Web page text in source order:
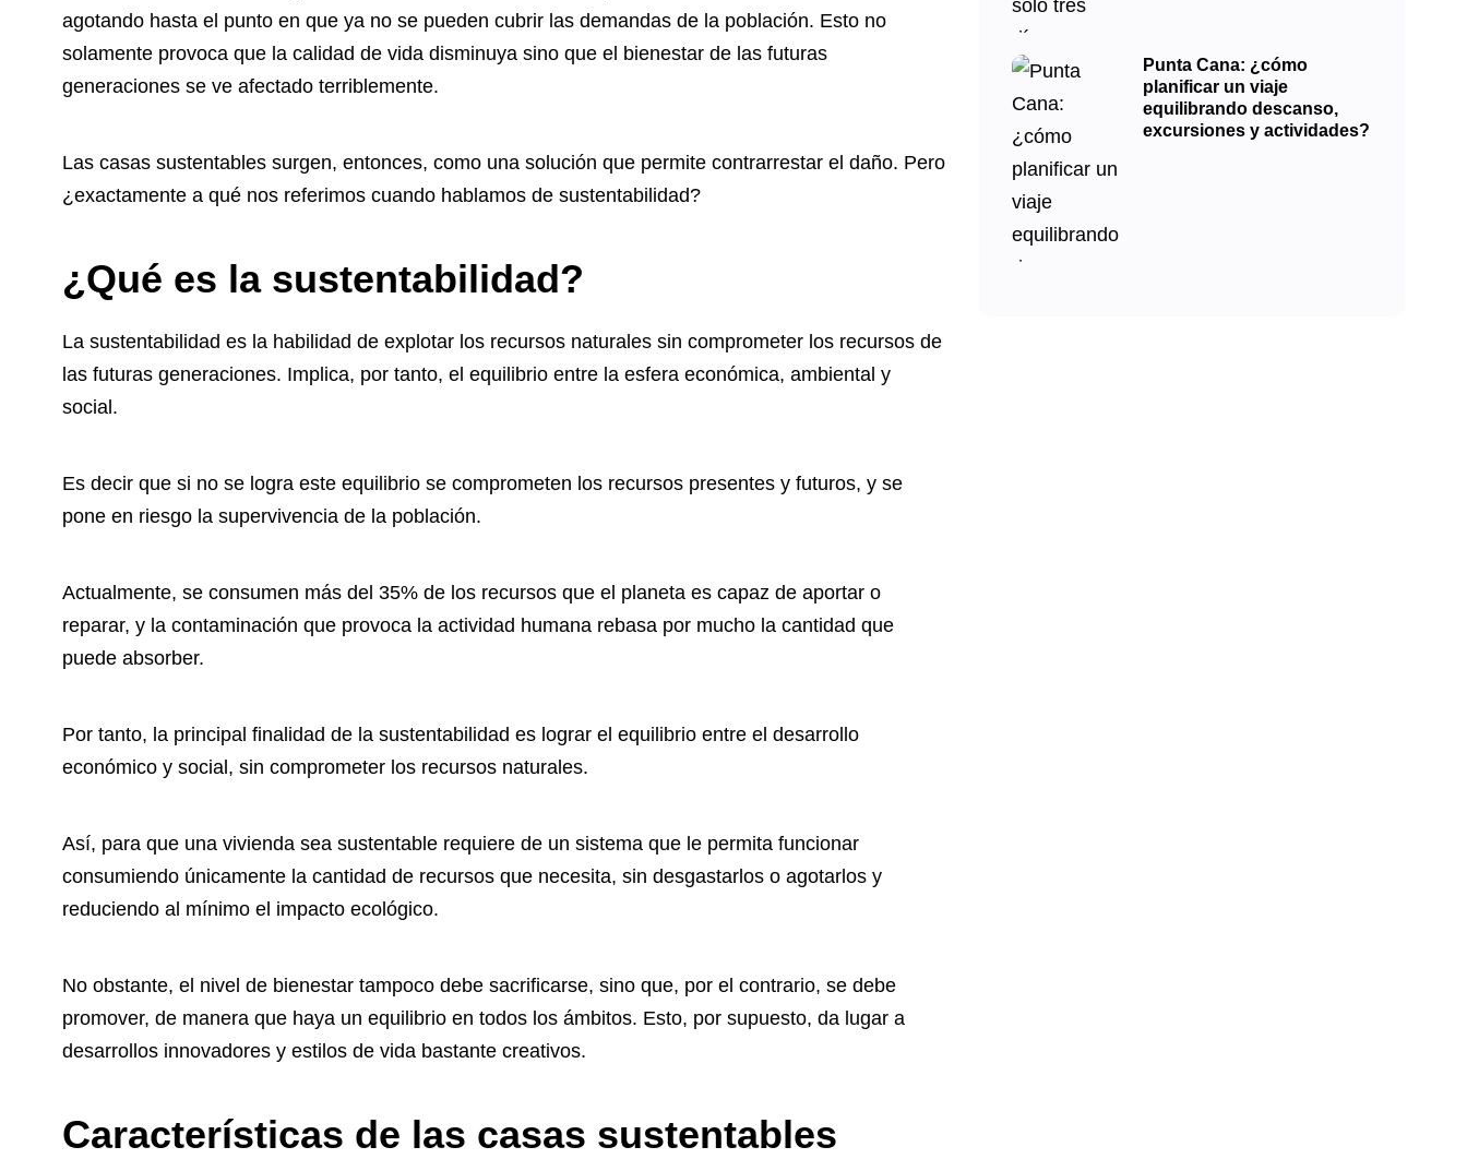
agotando hasta el punto en que ya no se pueden cubrir las demandas de la población. Esto no
solamente provoca que la calidad de vida disminuya sino que el bienestar de las futuras
generaciones se ve afectado terriblemente.
Las casas sustentables surgen, entonces, como una solución que permite contrarrestar el daño. Pero
¿exactamente a qué nos referimos cuando hablamos de sustentabilidad?
¿Qué es la sustentabilidad?
La sustentabilidad es la habilidad de explotar los recursos naturales sin comprometer los recursos de
las futuras generaciones. Implica, por tanto, el equilibrio entre la esfera económica, ambiental y
social.
Es decir que si no se logra este equilibrio se comprometen los recursos presentes y futuros, y se
pone en riesgo la supervivencia de la población.
Actualmente, se consumen más del 35% de los recursos que el planeta es capaz de aportar o
reparar, y la contaminación que provoca la actividad humana rebasa por mucho la cantidad que
puede absorber.
Por tanto, la principal finalidad de la sustentabilidad es lograr el equilibrio entre el desarrollo
económico y social, sin comprometer los recursos naturales.
Así, para que una vivienda sea sustentable requiere de un sistema que le permita funcionar
consumiendo únicamente la cantidad de recursos que necesita, sin desgastarlos o agotarlos y
reduciendo al mínimo el impacto ecológico.
No obstante, el nivel de bienestar tampoco debe sacrificarse, sino que, por el contrario, se debe
promover, de manera que haya un equilibrio en todos los ámbitos. Esto, por supuesto, da lugar a
desarrollos innovadores y estilos de vida bastante creativos.
Características de las casas sustentables
Punta Cana: ¿cómo
planificar un viaje
equilibrando descanso,
excursiones y actividades?